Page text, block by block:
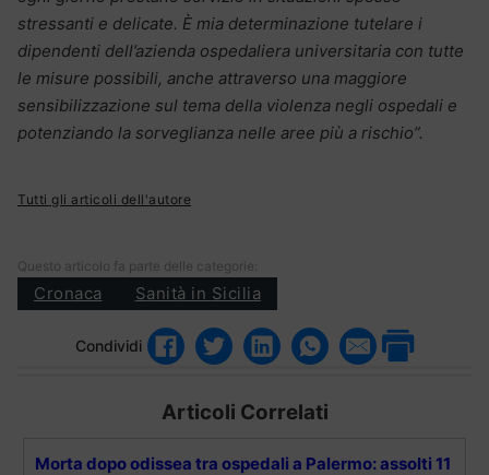
stressanti e delicate. È mia determinazione tutelare i
dipendenti dell’azienda ospedaliera universitaria con tutte
le misure possibili, anche attraverso una maggiore
sensibilizzazione sul tema della violenza negli ospedali e
potenziando la sorveglianza nelle aree più a rischio”.
Tutti gli articoli dell'autore
Questo articolo fa parte delle categorie:
Cronaca Sanità in Sicilia
Condividi
Articoli Correlati
Morta dopo odissea tra ospedali a Palermo: assolti 11